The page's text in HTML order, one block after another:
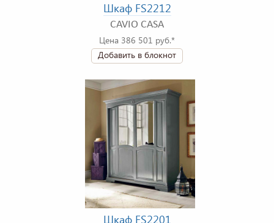
Шкаф FS2212
CAVIO CASA
Цена 386 501 руб.*
Добавить в блокнот
Шкаф FS2201